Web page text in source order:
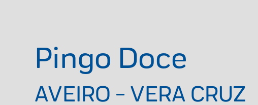
Pingo Doce
AVEIRO - VERA CRUZ